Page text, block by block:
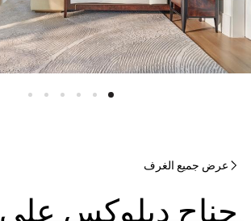
عرض جميع الغرف
جناح ديلوكس على